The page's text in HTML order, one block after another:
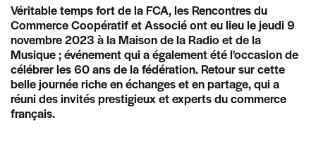
Véritable temps fort de la FCA, les Rencontres du
Commerce Coopératif et Associé ont eu lieu le jeudi 9
novembre 2023 à la Maison de la Radio et de la
Musique ; événement qui a également été l'occasion de
célébrer les 60 ans de la fédération. Retour sur cette
belle journée riche en échanges et en partage, qui a
réuni des invités prestigieux et experts du commerce
français.